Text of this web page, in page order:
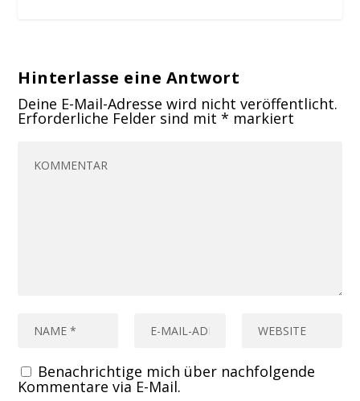
Hinterlasse eine Antwort
Deine E-Mail-Adresse wird nicht veröffentlicht.
Erforderliche Felder sind mit* markiert
Benachrichtige mich über nachfolgende
Kommentare via E-Mail.